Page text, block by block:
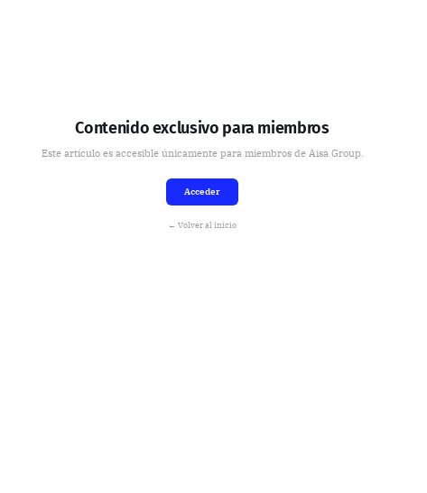
Contenido exclusivo para miembros
Este artículo es accesible únicamente para miembros de Aisa Group.
Acceder
← Volver al inicio